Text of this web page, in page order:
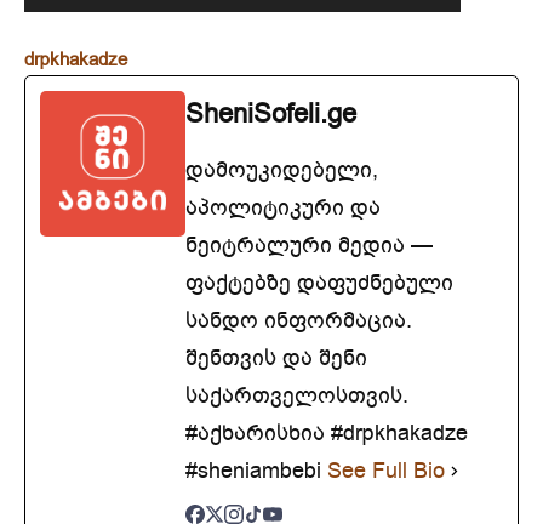
drpkhakadze
SheniSofeli.ge
დამოუკიდებელი,
აპოლიტიკური და
ნეიტრალური მედია —
ფაქტებზე დაფუძნებული
სანდო ინფორმაცია.
შენთვის და შენი
საქართველოსთვის.
#აქხარისხია #drpkhakadze
#sheniambebi See Full Bio